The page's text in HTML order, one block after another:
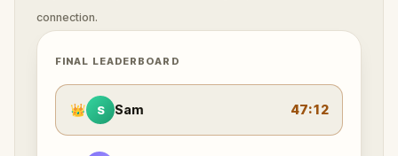
connection.
FINAL LEADERBOARD
👑 S Sam 47:12